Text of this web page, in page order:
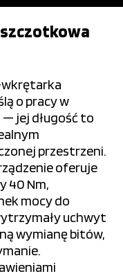
o pracy w
jej długość to
przestrzeni.
oferuje
40 Nm,
mocy do
uchwyt
wymianę bitów,